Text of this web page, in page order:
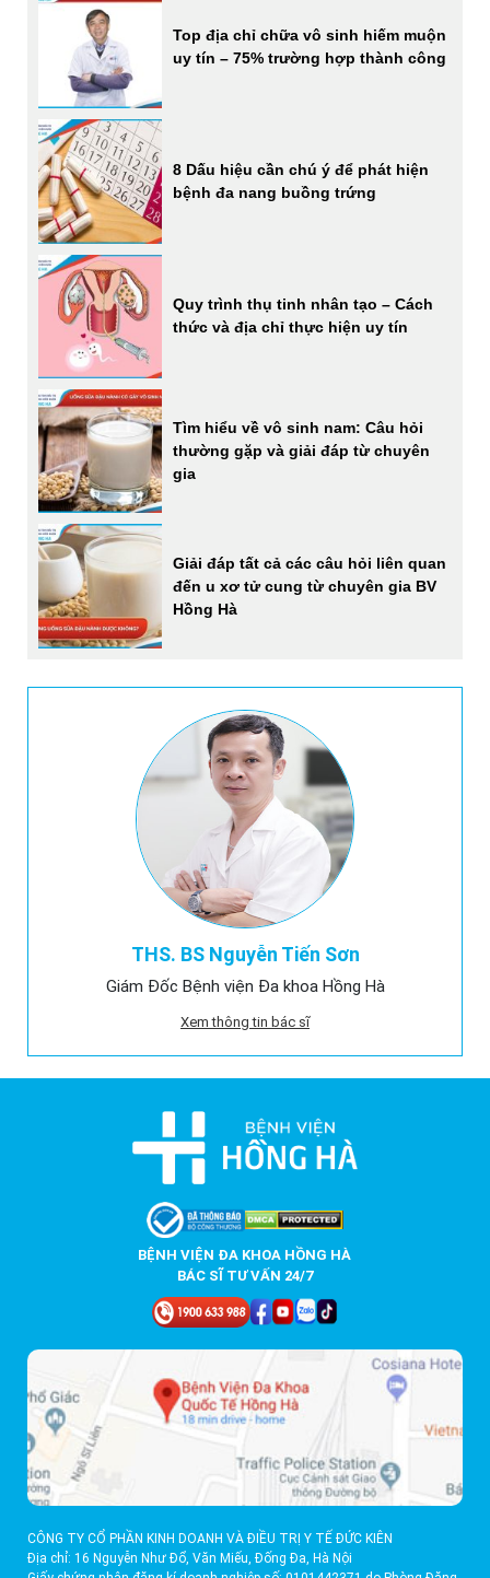
THS. BS Nguyễn Tiến Sơn
Giám Đốc Bệnh viện Đa khoa Hồng Hà
Xem thông tin bác sĩ
Top địa chỉ chữa vô sinh hiếm muộn
uy tín – 75% trường hợp thành công
8 Dấu hiệu cần chú ý để phát hiện
bệnh đa nang buồng trứng
Quy trình thụ tinh nhân tạo – Cách
thức và địa chỉ thực hiện uy tín
Tìm hiểu về vô sinh nam: Câu hỏi
thường gặp và giải đáp từ chuyên
gia
Giải đáp tất cả các câu hỏi liên quan
đến u xơ tử cung từ chuyên gia BV
Hồng Hà
BỆNH VIỆN ĐA KHOA HỒNG HÀ
BÁC SĨ TƯ VẤN 24/7
CÔNG TY CỔ PHẦN KINH DOANH VÀ ĐIỀU TRỊ Y TẾ ĐỨC KIÊN
Địa chỉ: 16 Nguyễn Như Đổ, Văn Miếu, Đống Đa, Hà Nội